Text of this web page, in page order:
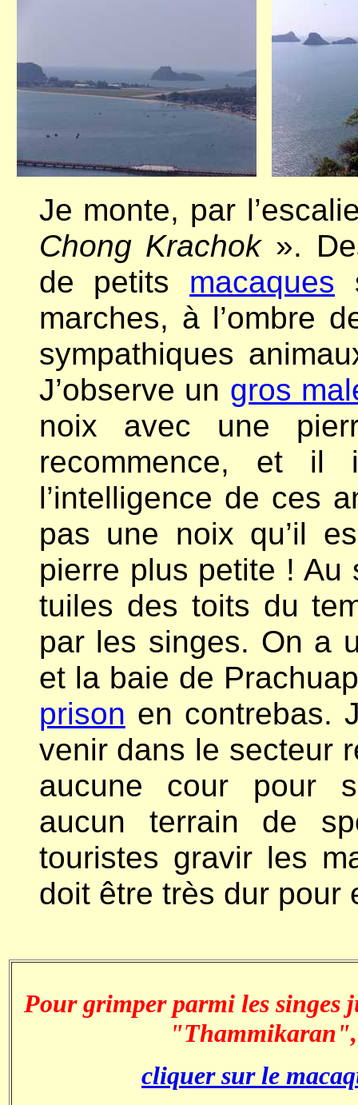
Je monte, par
Chong Krachok».
de petits macaques
marches, à l’ombre
sympathiques
J’observe un gros
noix avec une
recommence, et il
l’intelligence de ces
pas une noix qu’il
pierre plus petite ! Au
tuiles des toits du
par les singes. On a
et la baie de
prison en contrebas.
venir dans le secteur
aucune cour pour
aucun terrain de
touristes gravir les
doit être très dur pour
Pour grimper parmi les singes
cliquer sur le